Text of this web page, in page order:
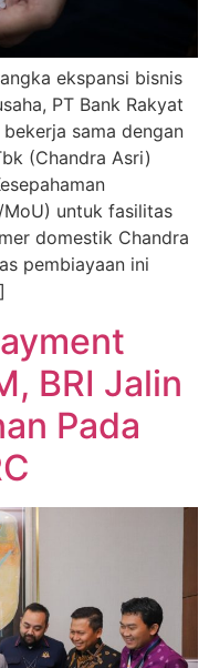
ekspansi bisnis
PT Bank Rakyat
sama dengan
(Chandra Asri)
untuk fasilitas
domestik Chandra
pembiayaan ini
BRI Jalin
Pada